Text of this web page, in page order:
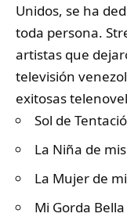
Unidos, se ha
toda persona.
artistas que
televisión
exitosas
Sol de
La Niña de
La Mujer de
Mi Gorda Bella